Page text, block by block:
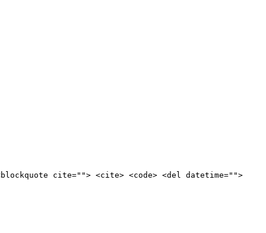
cite=""> <cite> <code> <del datetime="">